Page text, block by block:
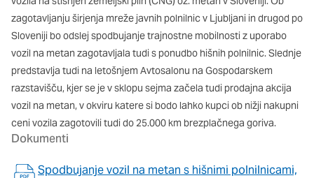
zagotavljanju širjenja mreže javnih polnilnic v Ljubljani in drugod po
Sloveniji bo odslej spodbujanje trajnostne mobilnosti z uporabo
vozil na metan zagotavljala tudi s ponudbo hišnih polnilnic. Slednje
predstavlja tudi na letošnjem Avtosalonu na Gospodarskem
razstavišču, kjer se je v sklopu sejma začela tudi prodajna akcija
vozil na metan, v okviru katere si bodo lahko kupci ob nižji nakupni
ceni vozila zagotovili tudi do 25.000 km brezplačnega goriva.
Dokumenti
Spodbujanje vozil na metan s hišnimi polnilnicami,
Ti piškotki so nujni za delovanje spletnega mesta, zato jih v
naših sistemih ni mogoče izklopiti. Običajno so nastavljeni
samo kot odziv na vaša dejanja, ki vodijo do storitvenih zahtev,
na primer nastavitev zasebnosti, prijava ali izpolnjevanje
obrazcev. Na voljo imate nastavitev, da brskalnik blokira te
piškotke ali vas opozori na njih. V tem primeru nekateri deli
spletnega mesta ne bodo delovali.
Piškotki za učinkovitost delovanja
merimo in izboljšamo učinkovitost delovanja našega spletnega